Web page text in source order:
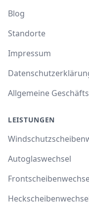
Blog
Standorte
Impressum
Allgemeine
LEISTUNGEN
Autoglaswechsel